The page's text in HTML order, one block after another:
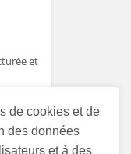
de cookies et de
des données
et à des
et
la